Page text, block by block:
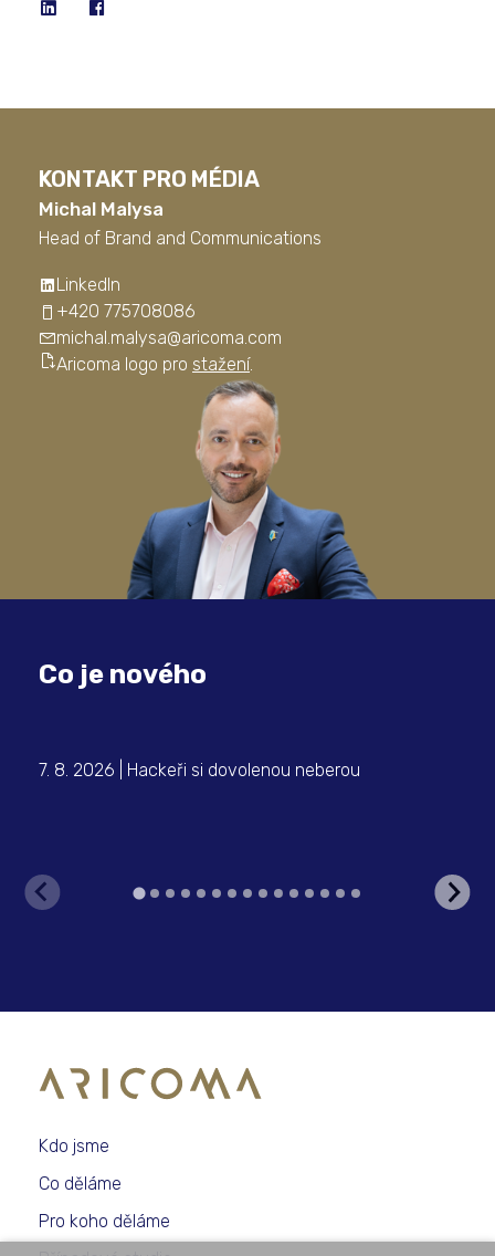
KONTAKT PRO MÉDIA
Michal Malysa
Head of Brand and Communications
LinkedIn
+420 775708086
michal.malysa@aricoma.com
Aricoma logo pro stažení.
Co je nového
7. 8. 2026 | Hackeři si dovolenou neberou
Kdo jsme
Co děláme
Pro koho děláme